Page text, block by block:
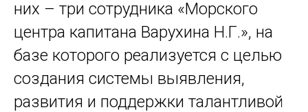
них – три сотрудника «Морского
центра капитана Варухина Н.Г.», на
базе которого реализуется с целью
создания системы выявления,
развития и поддержки талантливой